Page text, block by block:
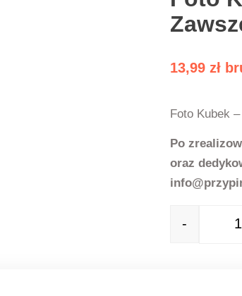
13,99 zł
Foto Kubek
Po
oraz
-